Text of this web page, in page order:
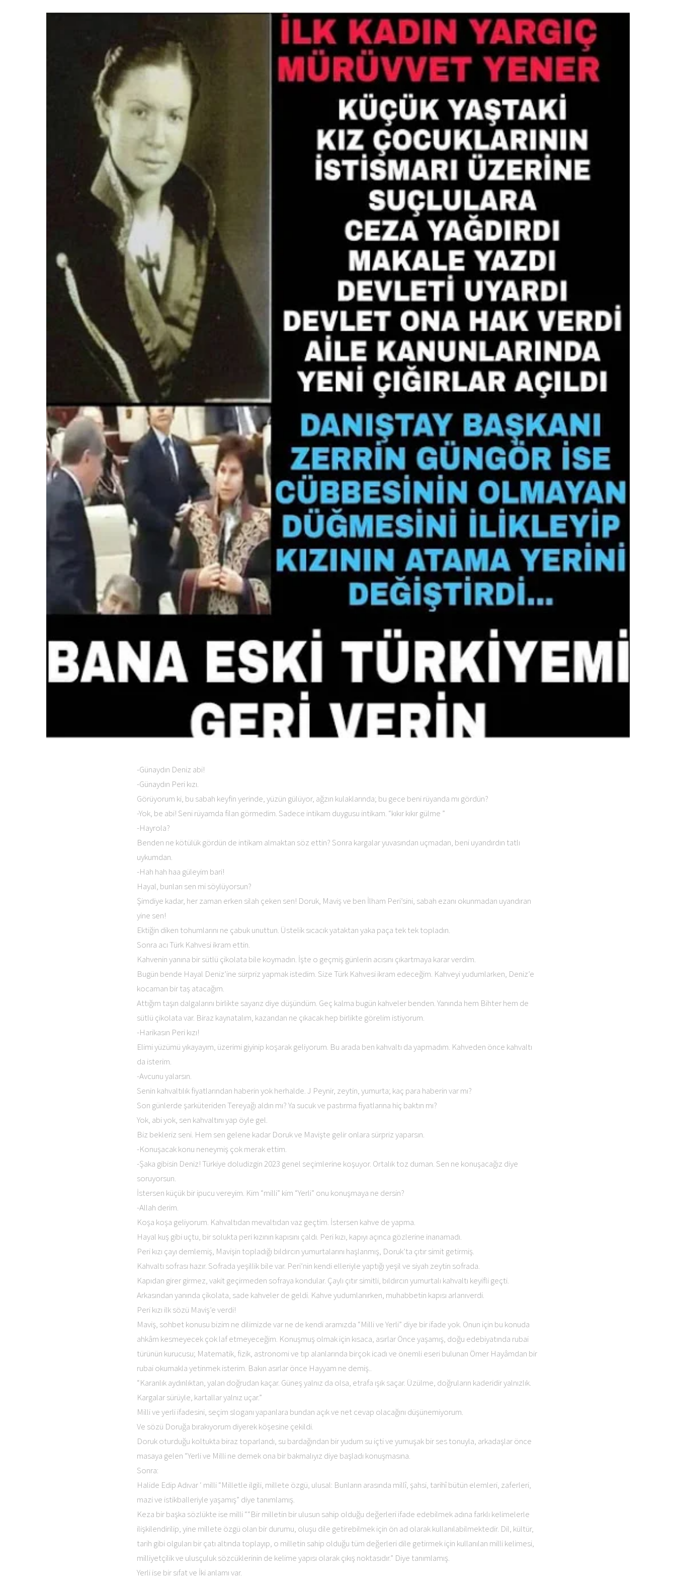
-Günaydın Deniz abi!
-Günaydın Peri kızı.
Görüyorum ki, bu sabah keyfin yerinde, yüzün gülüyor, ağzın kulaklarında; bu gece beni rüyanda mı gördün?
-Yok, be abi! Seni rüyamda filan görmedim. Sadece intikam duygusu intikam. “kıkır kıkır gülme ”
-Hayrola?
Benden ne kötülük gördün de intikam almaktan söz ettin? Sonra kargalar yuvasından uçmadan, beni uyandırdın tatlı
uykumdan.
-Hah hah haa güleyim bari!
Hayal, bunları sen mi söylüyorsun?
Şimdiye kadar, her zaman erken silah çeken sen! Doruk, Maviş ve ben İlham Peri’sini, sabah ezanı okunmadan uyandıran
yine sen!
Ektiğin diken tohumlarını ne çabuk unuttun. Üstelik sıcacık yataktan yaka paça tek tek topladın.
Sonra acı Türk Kahvesi ikram ettin.
Kahvenin yanına bir sütlü çikolata bile koymadın. İşte o geçmiş günlerin acısını çıkartmaya karar verdim.
Bugün bende Hayal Deniz’ine sürpriz yapmak istedim. Size Türk Kahvesi ikram edeceğim. Kahveyi yudumlarken, Deniz’e
kocaman bir taş atacağım.
Attığım taşın dalgalarını birlikte sayarız diye düşündüm. Geç kalma bugün kahveler benden. Yanında hem Bihter hem de
sütlü çikolata var. Biraz kaynatalım, kazandan ne çıkacak hep birlikte görelim istiyorum.
-Harikasın Peri kızı!
Elimi yüzümü yıkayayım, üzerimi giyinip koşarak geliyorum. Bu arada ben kahvaltı da yapmadım. Kahveden önce kahvaltı
da isterim.
-Avcunu yalarsın.
Senin kahvaltılık fiyatlarından haberin yok herhalde. J Peynir, zeytin, yumurta; kaç para haberin var mı?
Son günlerde şarküteriden Tereyağı aldın mı? Ya sucuk ve pastırma fiyatlarına hiç baktın mı?
Yok, abi yok, sen kahvaltını yap öyle gel.
Biz bekleriz seni. Hem sen gelene kadar Doruk ve Mavişte gelir onlara sürpriz yaparsın.
-Konuşacak konu neneymiş çok merak ettim.
-Şaka gibisin Deniz! Türkiye doludizgin 2023 genel seçimlerine koşuyor. Ortalık toz duman. Sen ne konuşacağız diye
soruyorsun.
İstersen küçük bir ipucu vereyim. Kim “milli” kim “Yerli” onu konuşmaya ne dersin?
-Allah derim.
Koşa koşa geliyorum. Kahvaltıdan mevaltıdan vaz geçtim. İstersen kahve de yapma.
Hayal kuş gibi uçtu, bir solukta peri kızının kapısını çaldı. Peri kızı, kapıyı açınca gözlerine inanamadı.
Peri kızı çayı demlemiş, Mavişin topladığı bıldırcın yumurtalarını haşlanmış, Doruk’ta çıtır simit getirmiş.
Kahvaltı sofrası hazır. Sofrada yeşillik bile var. Peri’nin kendi elleriyle yaptığı yeşil ve siyah zeytin sofrada.
Kapıdan girer girmez, vakit geçirmeden sofraya kondular. Çaylı çıtır simitli, bıldırcın yumurtalı kahvaltı keyifli geçti.
Arkasından yanında çikolata, sade kahveler de geldi. Kahve yudumlanırken, muhabbetin kapısı arlanıverdi.
Peri kızı ilk sözü Maviş’e verdi!
Maviş, sohbet konusu bizim ne dilimizde var ne de kendi aramızda “Milli ve Yerli” diye bir ifade yok. Onun için bu konuda
ahkâm kesmeyecek çok laf etmeyeceğim. Konuşmuş olmak için kısaca, asırlar Önce yaşamış, doğu edebiyatında rubai
türünün kurucusu; Matematik, fizik, astronomi ve tıp alanlarında birçok icadı ve önemli eseri bulunan Ömer Hayâmdan bir
rubai okumakla yetinmek isterim. Bakın asırlar önce Hayyam ne demiş..
“Karanlık aydınlıktan, yalan doğrudan kaçar. Güneş yalnız da olsa, etrafa ışık saçar. Üzülme, doğruların kaderidir yalnızlık.
Kargalar sürüyle, kartallar yalnız uçar.”
Milli ve yerli ifadesini, seçim sloganı yapanlara bundan açık ve net cevap olacağını düşünemiyorum.
Ve sözü Doruğa bırakıyorum diyerek köşesine çekildi.
Doruk oturduğu koltukta biraz toparlandı, su bardağından bir yudum su içti ve yumuşak bir ses tonuyla, arkadaşlar önce
masaya gelen “Yerli ve Milli ne demek ona bir bakmalıyız diye başladı konuşmasına.
Sonra:
Halide Edip Adıvar ‘ milli “Milletle ilgili, millete özgü, ulusal: Bunların arasında millî, şahsi, tarihî bütün elemleri, zaferleri,
mazi ve istikballeriyle yaşamış” diye tanımlamış.
Keza bir başka sözlükte ise milli ““Bir milletin bir ulusun sahip olduğu değerleri ifade edebilmek adına farklı kelimelerle
ilişkilendirilip, yine millete özgü olan bir durumu, oluşu dile getirebilmek için ön ad olarak kullanılabilmektedir. Dil, kültür,
tarih gibi olguları bir çatı altında toplayıp, o milletin sahip olduğu tüm değerleri dile getirmek için kullanılan milli kelimesi,
milliyetçilik ve ulusçuluk sözcüklerinin de kelime yapısı olarak çıkış noktasıdır.” Diye tanımlamış.
Yerli ise bir sıfat ve İki anlamı var.